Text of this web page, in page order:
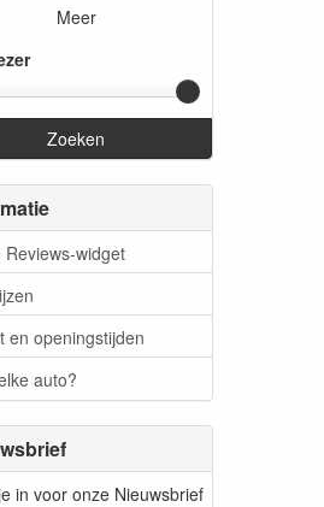
Meer
Zoeken
Reviews-widget
en openingstijden
auto?
in voor onze Nieuwsbrief